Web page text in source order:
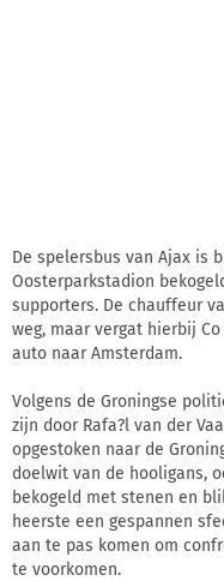
De spelersbus van Ajax is
Oosterparkstadion
supporters. De chauffeur
weg, maar vergat hierbij
auto naar Amsterdam.
Volgens de Groningse
zijn door Rafa?l van der
opgestoken naar de
doelwit van de hooligans,
bekogeld met stenen en
heerste een gespannen
aan te pas komen om
te voorkomen.